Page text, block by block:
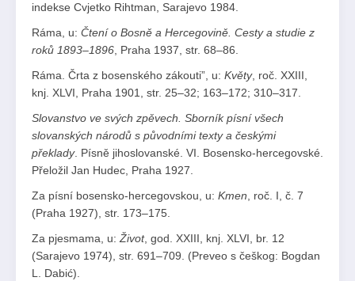
indekse Cvjetko Rihtman, Sarajevo 1984.
Ráma, u: Čtení o Bosně a Hercegovině. Cesty a studie z
roků 1893–1896, Praha 1937, str. 68–86.
Ráma. Črta z bosenského zákouti”, u: Květy, roč. XXIII,
knj. XLVI, Praha 1901, str. 25–32; 163–172; 310–317.
Slovanstvo ve svých zpěvech. Sborník písní všech
slovanských národů s původními texty a českými
překlady. Písně jihoslovanské. VI. Bosensko-hercegovské.
Přeložil Jan Hudec, Praha 1927.
Za písní bosensko-hercegovskou, u: Kmen, roč. I, č. 7
(Praha 1927), str. 173–175.
Za pjesmama, u:Život, god. XXIII, knj. XLVI, br. 12
(Sarajevo 1974), str. 691–709. (Preveo s češkog: Bogdan
L. Dabić).